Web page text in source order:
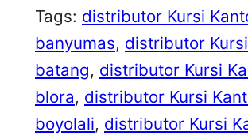
Tags: distributor Kursi
banyumas, distributor
batang, distributor Kursi
blora, distributor Kursi
boyolali, distributor Kursi